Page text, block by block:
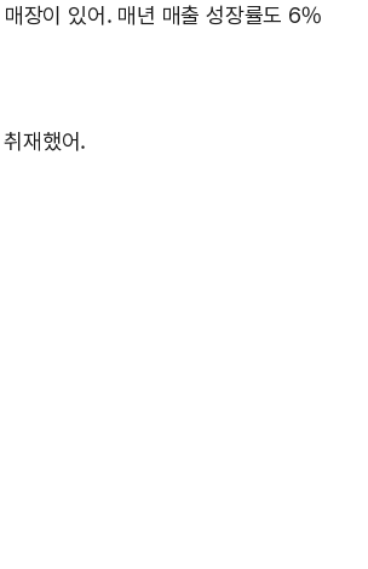
장이 있어. 매년 매출 성장률도 6%
재했어.